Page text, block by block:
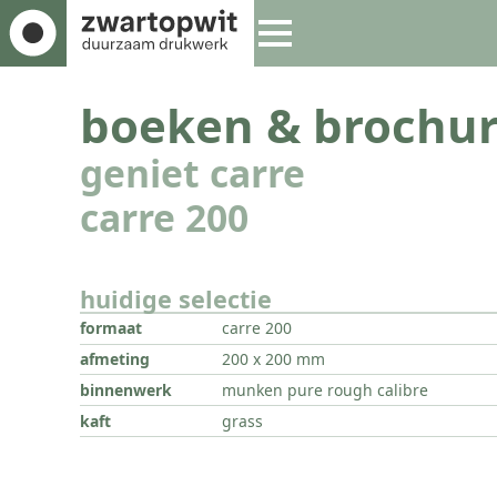
boeken &
geniet carre
carre 200
huidige selectie
formaat
carre 200
afmeting
200 x 200 mm
binnenwerk
munken pure rough calibre
kaft
grass